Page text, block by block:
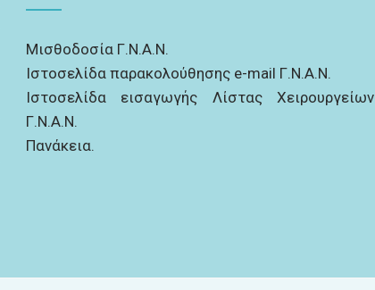
Μισθοδοσία Γ.Ν.Α.Ν.
Ιστοσελίδα παρακολούθησης e-mail Γ.Ν.Α.Ν.
Ιστοσελίδα εισαγωγής Λίστας Χειρουργείων
Γ.Ν.Α.Ν.
Πανάκεια.